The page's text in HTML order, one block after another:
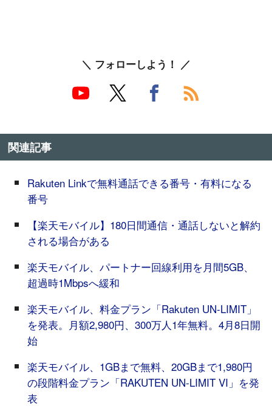
＼ フォローしよう！ ／
関連記事
Rakuten Linkで無料通話できる番号・有料になる
番号
【楽天モバイル】180日間通信・通話しないと解約
される場合がある
楽天モバイル、パートナー回線利用を月間5GB、
超過時1Mbpsへ緩和
楽天モバイル、料金プラン「Rakuten UN-LIMIT」
を発表。月額2,980円、300万人1年無料。4月8日開
始
楽天モバイル、1GBまで無料、20GBまで1,980円
の段階料金プラン「RAKUTEN UN-LIMIT VI」を発
表